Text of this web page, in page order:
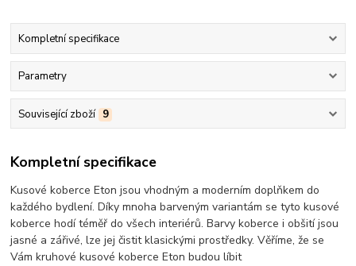
Kompletní specifikace
Parametry
Související zboží 9
Kompletní specifikace
Kusové koberce Eton jsou vhodným a moderním doplňkem do
každého bydlení. Díky mnoha barveným variantám se tyto kusové
koberce hodí téměř do všech interiérů. Barvy koberce i obšití jsou
jasné a zářivé, lze jej čistit klasickými prostředky. Věříme, že se
Vám kruhové kusové koberce Eton budou líbit